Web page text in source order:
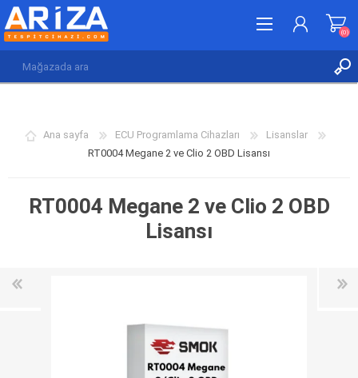
(0)
(0)
Ana sayfa ECU Programlama Cihazları
Lisanslar
RT0004 Megane 2 ve Clio 2 OBD Lisansı
RT0004 Megane 2 ve Clio 2 OBD
Lisansı